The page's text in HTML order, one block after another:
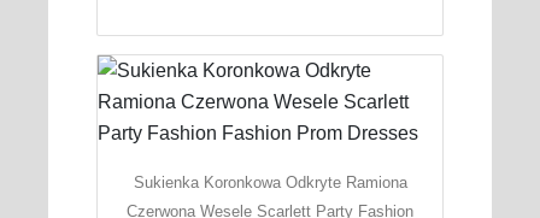
Sukienka Koronkowa Odkryte Ramiona
Czerwona Wesele Scarlett Party Fashion